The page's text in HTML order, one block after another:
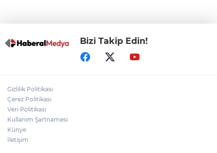
Bizi Takip Edin!
Gizlilik Politikası
Çerez Politikası
Veri Politikası
Kullanım Şartnamesi
Künye
İletişim